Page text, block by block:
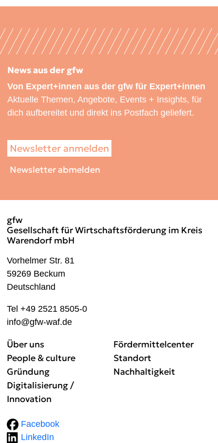
News aus der gfw
Von Expert+innen aus der gfw für Expert+innen
Aktuelle Themen, Angebote, Events + Insights, für
dich aufbereitet und direkt ins Postfach geliefert.
Newsletter anmelden
Newsletter abmelden
gfw
Gesellschaft für Wirtschaftsförderung im Kreis
Warendorf mbH
Vorhelmer Str. 81
59269 Beckum
Deutschland
Tel +49 2521 8505-0
info@gfw-waf.de
Über uns
People & culture
Gründung
Digitalisierung /
Innovation
Fördermittelcenter
Standort
Nachhaltigkeit
Facebook
LinkedIn